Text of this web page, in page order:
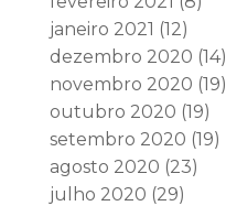
janeiro 2021 (12)
dezembro 2020 (14)
novembro 2020 (19)
outubro 2020 (19)
setembro 2020 (19)
agosto 2020 (23)
julho 2020 (29)